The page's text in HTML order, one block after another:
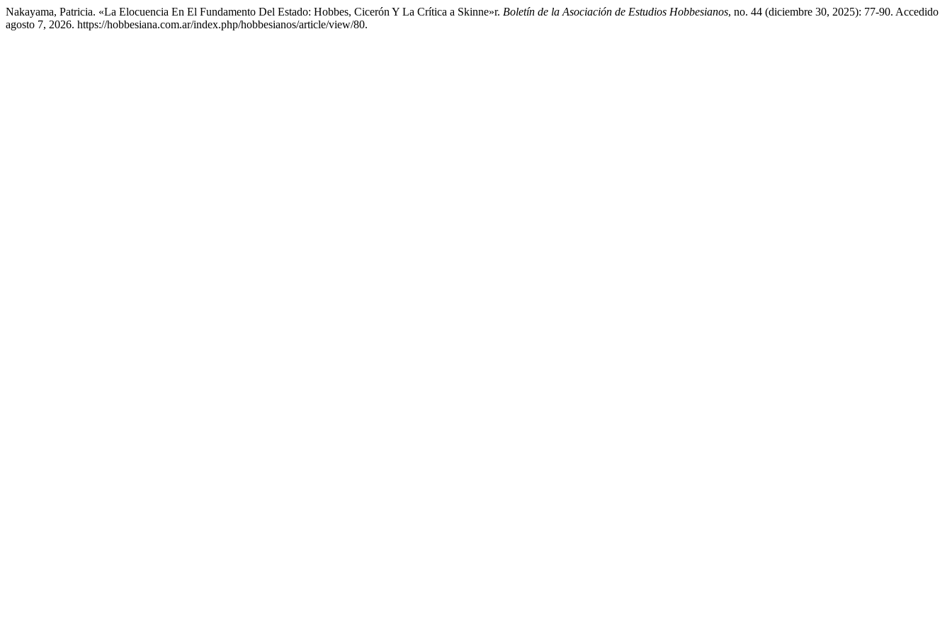
Nakayama, Patricia. «La Elocuencia En El Fundamento Del Estado: Hobbes, Cicerón Y La Crítica a Skinne»r. Boletín de la Asociación de Estudios Hobbesianos, no. 44 (diciembre 30, 2025): 77-90. Accedido
agosto 7, 2026. https://hobbesiana.com.ar/index.php/hobbesianos/article/view/80.